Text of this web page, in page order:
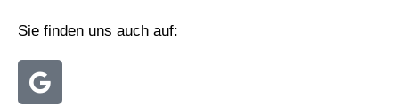
Sie finden uns auch auf: